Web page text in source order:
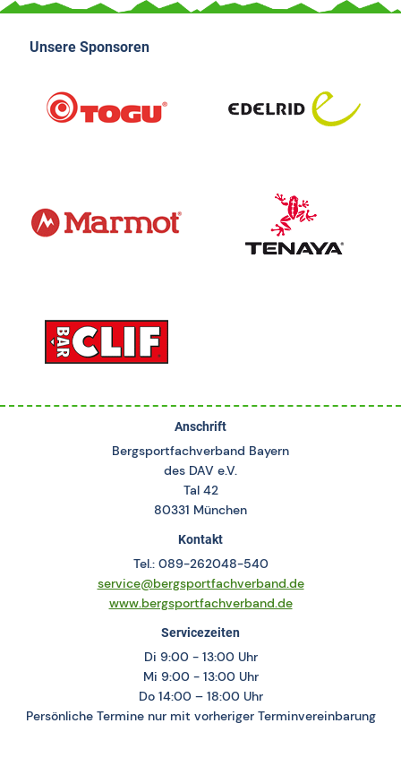
Unsere Sponsoren
Anschrift
Bergsportfachverband Bayern
des DAV e.V.
Tal 42
80331 München
Kontakt
Tel.: 089-262048-540
service@bergsportfachverband.de
www.bergsportfachverband.de
Servicezeiten
Di 9:00 - 13:00 Uhr
Mi 9:00 - 13:00 Uhr
Do 14:00 – 18:00 Uhr
Persönliche Termine nur mit vorheriger Terminvereinbarung